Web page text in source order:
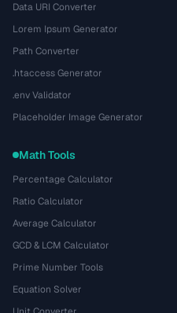
Data URI Converter
Lorem Ipsum Generator
Path Converter
.htaccess Generator
.env Validator
Placeholder Image Generator
Math Tools
Percentage Calculator
Ratio Calculator
Average Calculator
GCD & LCM Calculator
Prime Number Tools
Equation Solver